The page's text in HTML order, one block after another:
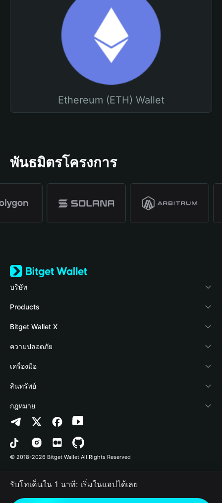
Ethereum (ETH) Wallet
พันธมิตรโครงการ
บริษัท
เกี่ยวกับ Bitget Wallet
Blog
Academy
ข่าวสารด้านคริปโต
ศูนย์ช่วยเหลือ
ติดต่อเรา
ทรัพยากรข้อมูลของแบรนด์
อาชีพ
Products
Crypto Card
Stablecoin Earn
Payfi Crypto
Crypto Swap API
Altcoin Season Index
Prediction Markets
DApp
RWA
Bitget Wallet X
นักพัฒนา
เชื่อมต่อ Wallet
Bitget Wallet Pay
ลิสต์โปรเจกต์
ความปลอดภัย
Protection Fund
เทคโนโลยีความปลอดภัย
เครื่องมือ
ซื้อคริปโต
การตรวจจับการอนุญาต
การตรวจจับสัญญา
การโอนเป็นชุด
สินทรัพย์
Arbitrum
Avalanche
Bitcoin
Polygon
กฎหมาย
นโยบายความเป็นส่วนตัว
ข้อตกลงในการใช้บริการ
© 2018-2026 Bitget Wallet All Rights Reserved
รับโทเค็นใน 1 นาที: เริ่มในแอปได้เลย